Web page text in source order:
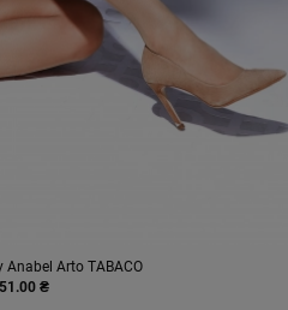
Anabel Arto TABACO
₴